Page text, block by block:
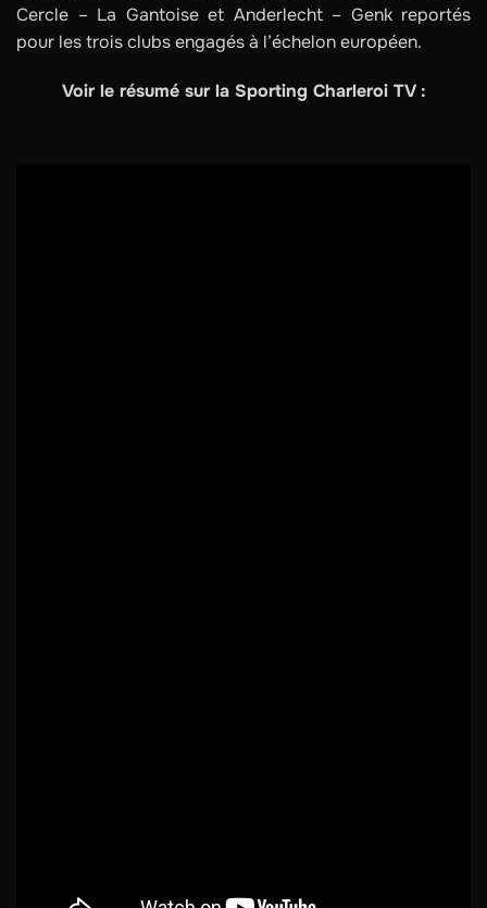
Cercle – La Gantoise et Anderlecht – Genk reportés
pour les trois clubs engagés à l’échelon européen.
Voir le résumé sur la Sporting Charleroi TV :